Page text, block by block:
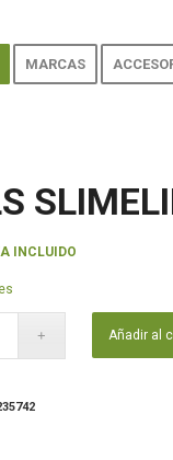
MARCAS
INCLUIDO
Añadir al